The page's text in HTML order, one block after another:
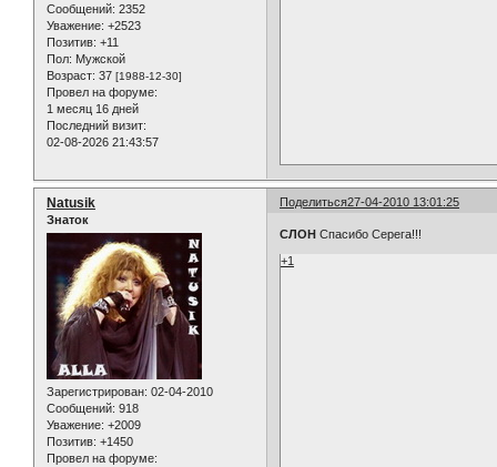
Сообщений: 2352
Уважение: +2523
Позитив: +11
Пол: Мужской
Возраст: 37 [1988-12-30]
Провел на форуме:
1 месяц 16 дней
Последний визит:
02-08-2026 21:43:57
Поделиться27-04-2010 13:01:25
Natusik
Знаток
Зарегистрирован: 02-04-2010
Сообщений: 918
Уважение: +2009
Позитив: +1450
Провел на форуме:
СЛОН Спасибо Серега!!!
+1